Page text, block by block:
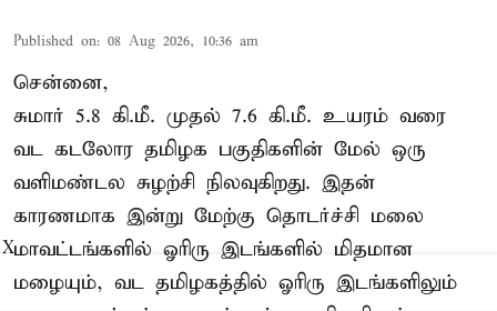
Published on: 08 Aug 2026, 10:36 am
சென்னை,
சுமார் 5.8 கி.மீ. முதல் 7.6 கி.மீ. உயரம் வரை
வட கடலோர தமிழக பகுதிகளின் மேல் ஒரு
வளிமண்டல சுழற்சி நிலவுகிறது. இதன்
காரணமாக இன்று மேற்கு தொடர்ச்சி மலை
மாவட்டங்களில் ஓரிரு இடங்களில் மிதமான
மழையும், வட தமிழகத்தில் ஓரிரு இடங்களிலும்
X